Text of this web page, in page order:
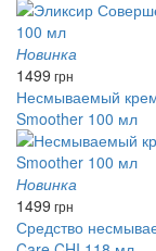
Новинка
1499 грн
Несмываемый
Smoother 100 мл
Новинка
1499 грн
Средство